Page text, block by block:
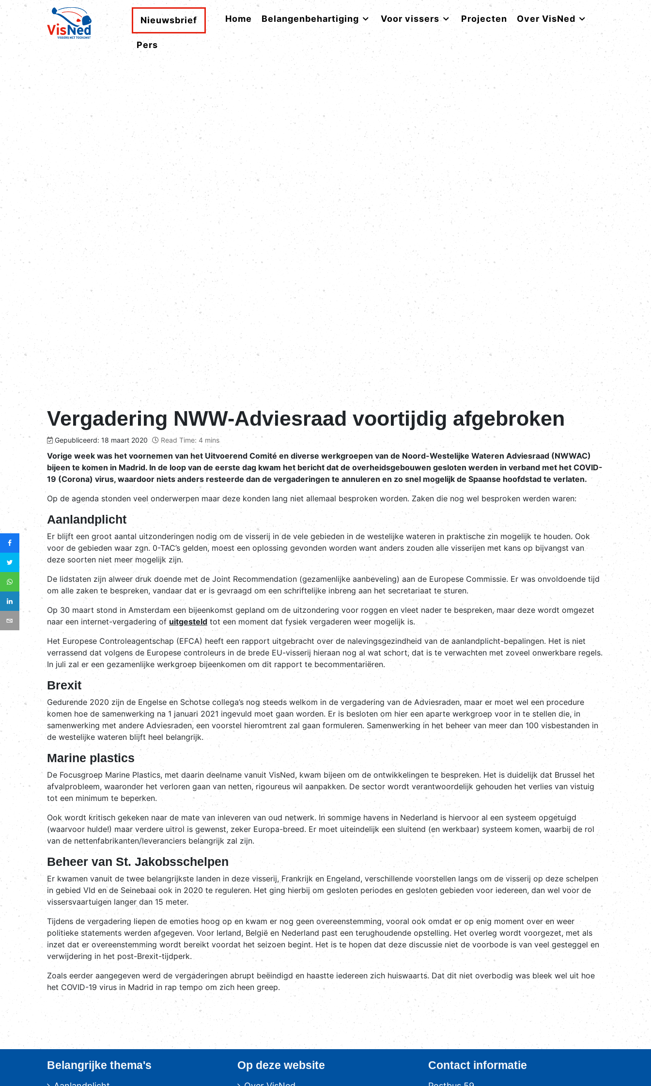
Nieuwsbrief Home Belangenbehartiging Voor vissers Projecten Over VisNed
Pers
Vergadering NWW-Adviesraad voortijdig afgebroken
Gepubliceerd: 18 maart 2020 Read Time: 4 mins
Vorige week was het voornemen van het Uitvoerend Comité en diverse werkgroepen van de Noord-Westelijke Wateren Adviesraad (NWWAC)
bijeen te komen in Madrid. In de loop van de eerste dag kwam het bericht dat de overheidsgebouwen gesloten werden in verband met het COVID-
19 (Corona) virus, waardoor niets anders resteerde dan de vergaderingen te annuleren en zo snel mogelijk de Spaanse hoofdstad te verlaten.
Op de agenda stonden veel onderwerpen maar deze konden lang niet allemaal besproken worden. Zaken die nog wel besproken werden waren:
Aanlandplicht
Er blijft een groot aantal uitzonderingen nodig om de visserij in de vele gebieden in de westelijke wateren in praktische zin mogelijk te houden. Ook
voor de gebieden waar zgn. 0-TAC’s gelden, moest een oplossing gevonden worden want anders zouden alle visserijen met kans op bijvangst van
deze soorten niet meer mogelijk zijn.
De lidstaten zijn alweer druk doende met de Joint Recommendation (gezamenlijke aanbeveling) aan de Europese Commissie. Er was onvoldoende tijd
om alle zaken te bespreken, vandaar dat er is gevraagd om een schriftelijke inbreng aan het secretariaat te sturen.
Op 30 maart stond in Amsterdam een bijeenkomst gepland om de uitzondering voor roggen en vleet nader te bespreken, maar deze wordt omgezet
naar een internet-vergadering of uitgesteldtot een moment dat fysiek vergaderen weer mogelijk is.
Het Europese Controleagentschap (EFCA) heeft een rapport uitgebracht over de nalevingsgezindheid van de aanlandplicht-bepalingen. Het is niet
verrassend dat volgens de Europese controleurs in de brede EU-visserij hieraan nog al wat schort, dat is te verwachten met zoveel onwerkbare regels.
In juli zal er een gezamenlijke werkgroep bijeenkomen om dit rapport te becommentariëren.
Brexit
Gedurende 2020 zijn de Engelse en Schotse collega’s nog steeds welkom in de vergadering van de Adviesraden, maar er moet wel een procedure
komen hoe de samenwerking na 1 januari 2021 ingevuld moet gaan worden. Er is besloten om hier een aparte werkgroep voor in te stellen die, in
samenwerking met andere Adviesraden, een voorstel hieromtrent zal gaan formuleren. Samenwerking in het beheer van meer dan 100 visbestanden in
de westelijke wateren blijft heel belangrijk.
Marine plastics
De Focusgroep Marine Plastics, met daarin deelname vanuit VisNed, kwam bijeen om de ontwikkelingen te bespreken. Het is duidelijk dat Brussel het
afvalprobleem, waaronder het verloren gaan van netten, rigoureus wil aanpakken. De sector wordt verantwoordelijk gehouden het verlies van vistuig
tot een minimum te beperken.
Ook wordt kritisch gekeken naar de mate van inleveren van oud netwerk. In sommige havens in Nederland is hiervoor al een systeem opgetuigd
(waarvoor hulde!) maar verdere uitrol is gewenst, zeker Europa-breed. Er moet uiteindelijk een sluitend (en werkbaar) systeem komen, waarbij de rol
van de nettenfabrikanten/leveranciers belangrijk zal zijn.
Beheer van St. Jakobsschelpen
Er kwamen vanuit de twee belangrijkste landen in deze visserij, Frankrijk en Engeland, verschillende voorstellen langs om de visserij op deze schelpen
in gebied VId en de Seinebaai ook in 2020 te reguleren. Het ging hierbij om gesloten periodes en gesloten gebieden voor iedereen, dan wel voor de
vissersvaartuigen langer dan 15 meter.
Tijdens de vergadering liepen de emoties hoog op en kwam er nog geen overeenstemming, vooral ook omdat er op enig moment over en weer
politieke statements werden afgegeven. Voor Ierland, België en Nederland past een terughoudende opstelling. Het overleg wordt voorgezet, met als
inzet dat er overeenstemming wordt bereikt voordat het seizoen begint. Het is te hopen dat deze discussie niet de voorbode is van veel gesteggel en
verwijdering in het post-Brexit-tijdperk.
Zoals eerder aangegeven werd de vergaderingen abrupt beëindigd en haastte iedereen zich huiswaarts. Dat dit niet overbodig was bleek wel uit hoe
het COVID-19 virus in Madrid in rap tempo om zich heen greep.
Belangrijke thema's Op deze website Contactinformatie